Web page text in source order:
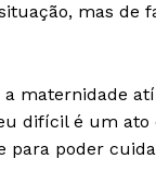
mas de
maternidade
difícil é um
para poder